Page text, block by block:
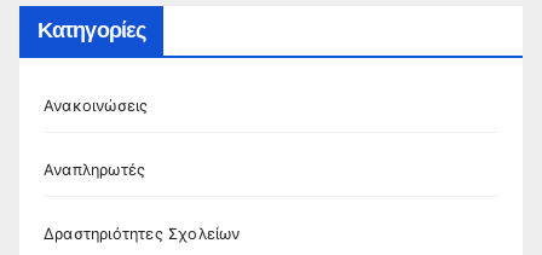
Κατηγορίες
Ανακοινώσεις
Αναπληρωτές
Δραστηριότητες Σχολείων